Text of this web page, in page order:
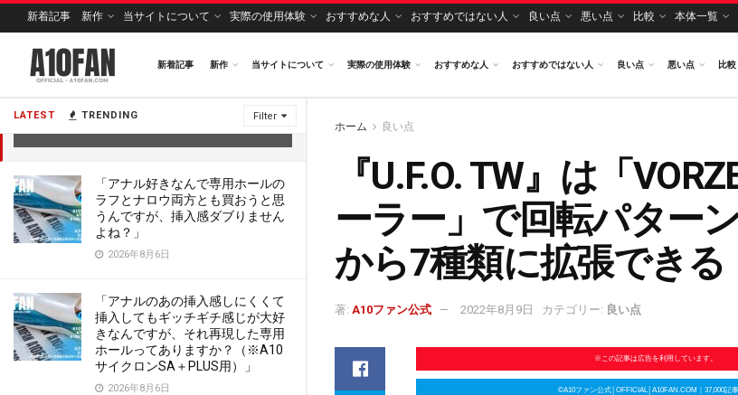
LATEST TRENDING Filter
『U.F.O. TW』は「VORZEコントローラ
ー」で回転パターンを5種類から7種類に
「アナル好きなんで専用ホールの
ラフとナロウ両方とも買おうと思
うんですが、挿入感ダブりません
よね？」
2026年8月6日
「アナルのあの挿入感しにくくて
挿入してもギッチギチ感じが大好
きなんですが、それ再現した専用
ホールってありますか？（※A10
サイクロンSA＋PLUS用）」
2026年8月6日
新着記事 新作 当サイトについて 実際の使用体験 おすすめな人 おすすめではない人 良い点 悪い点 比較 本体一覧
新着記事 新作 当サイトについて 実際の使用体験 おすすめな人 おすすめではない人 良い点 悪い点 比較
ホーム 良い点
『U.F.O. TW』は「
ーラー」で回転パター
から7種類に拡張できる
著: A10ファン公式 2022年8月9日 カテゴリー: 良い点
※この記事は広告を利用しています。
©A10ファン公式│OFFICIAL│A10FAN.COM｜37,000記